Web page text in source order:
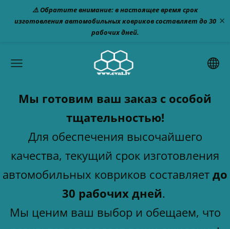
⚠️ Обратите внимание: в настоящее время срок
изготовления автомобильных ковриков составляет до 30
рабочих дней.
×
Мы готовим ваш заказ с особой
тщательностью!
Для обеспечения высочайшего
качества, текущий срок изготовления
автомобильных ковриков составляет до
30 рабочих дней.
Мы ценим ваш выбор и обещаем, что